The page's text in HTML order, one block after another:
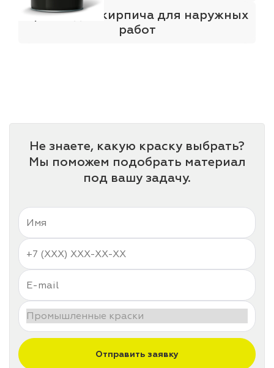
Краска для кирпича для наружных
работ
Не знаете, какую краску выбрать?
Мы поможем подобрать материал
под вашу задачу.
Отправить заявку